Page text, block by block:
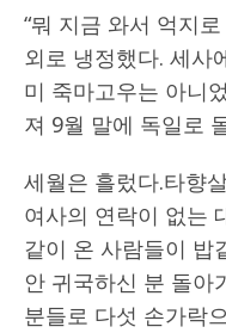
“뭐 지금 와서 억지
외로 냉정했다. 세사
미 죽마고우는 아니
져 9월 말에 독일로
세월은 흘렀다.타향
여사의 연락이 없는
같이 온 사람들이 밥
안 귀국하신 분 돌아
분들로 다섯 손가락